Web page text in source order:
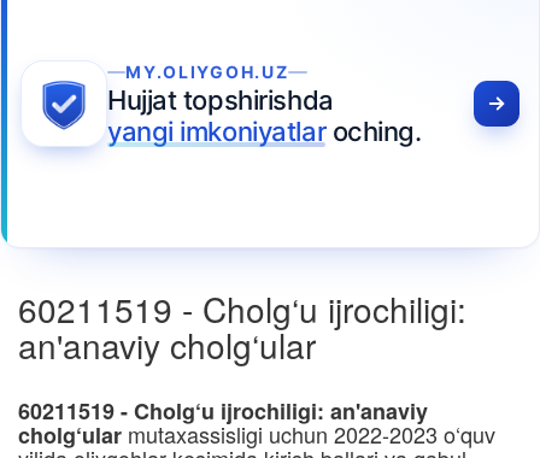
MY.OLIYGOH.UZ
Hujjat topshirishda
yangi imkoniyatlaroching.
60211519 - Cholg‘u ijrochiligi:
an'anaviy cholg‘ular
60211519 - Cholg‘u ijrochiligi: an'anaviy
cholg‘ular mutaxassisligi uchun 2022-2023 o‘quv